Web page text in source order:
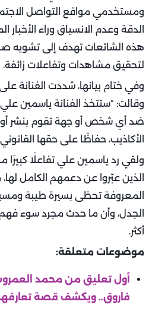
ومستخدمي مواقع التواصل
الدقة وعدم الانسياق وراء
هذه الشائعات تهدف إلى تشويه
لتحقيق مشاهدات وتفاعلات زائفة.
وفي ختام بيانها، شددت الفنانة
وقالت: “ستتخذ الفنانة ياسمين علي
ضد أي شخص أو جهة تقوم بنشر أو
الأكاذيب، حفاظًا على حقها
ولقي رد ياسمين علي تفاعلًا كبيرًا
الذين عبّروا عن دعمهم الكامل
المعروفة تحظى بسيرة طيبة
الجدل، وأن ما حدث مجرد سوء
أكثر.
موضوعات متعلقة:
أول تعليق من محمد
فاروق.. ويكشف قصة